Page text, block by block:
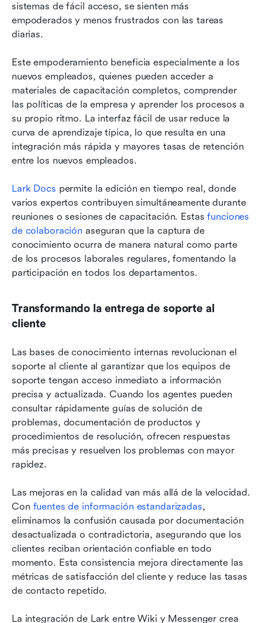
sistemas de fácil acceso, se sienten más
empoderados y menos frustrados con las tareas
diarias.
Este empoderamiento beneficia especialmente a los
nuevos empleados, quienes pueden acceder a
materiales de capacitación completos, comprender
las políticas de la empresa y aprender los procesos a
su propio ritmo. La interfaz fácil de usar reduce la
curva de aprendizaje típica, lo que resulta en una
integración más rápida y mayores tasas de retención
entre los nuevos empleados.
Lark Docs permite la edición en tiempo real, donde
varios expertos contribuyen simultáneamente durante
reuniones o sesiones de capacitación. Estas funciones
de colaboración aseguran que la captura de
conocimiento ocurra de manera natural como parte
de los procesos laborales regulares, fomentando la
participación en todos los departamentos.
Transformando la entrega de soporte al
cliente
Las bases de conocimiento internas revolucionan el
soporte al cliente al garantizar que los equipos de
soporte tengan acceso inmediato a información
precisa y actualizada. Cuando los agentes pueden
consultar rápidamente guías de solución de
problemas, documentación de productos y
procedimientos de resolución, ofrecen respuestas
más precisas y resuelven los problemas con mayor
rapidez.
Las mejoras en la calidad van más allá de la velocidad.
Con fuentes de información estandarizadas,
eliminamos la confusión causada por documentación
desactualizada o contradictoria, asegurando que los
clientes reciban orientación confiable en todo
momento. Esta consistencia mejora directamente las
métricas de satisfacción del cliente y reduce las tasas
de contacto repetido.
La integración de Lark entre Wiki y Messenger crea